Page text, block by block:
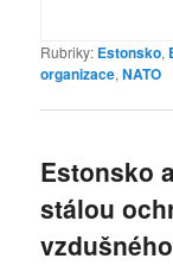
Rubriky: Estonsko,
organizace,NATO
Estonsko
stálou